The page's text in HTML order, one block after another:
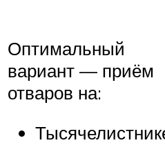
Оптимальный
вариант — приём
отваров на: